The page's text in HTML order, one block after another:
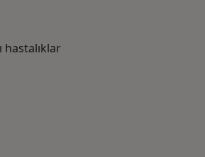
hastalıklar